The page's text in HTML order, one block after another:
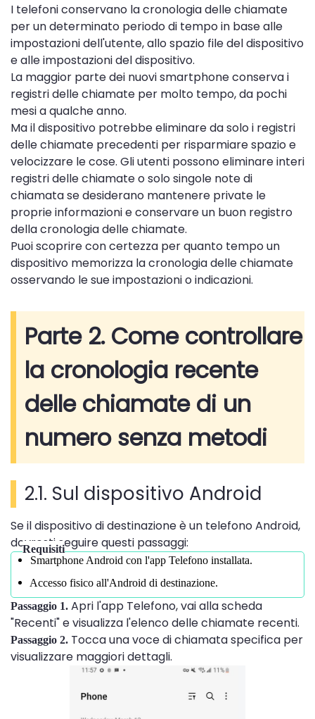
I telefoni conservano la cronologia delle chiamate
per un determinato periodo di tempo in base alle
impostazioni dell'utente, allo spazio file del dispositivo
e alle impostazioni del dispositivo.
La maggior parte dei nuovi smartphone conserva i
registri delle chiamate per molto tempo, da pochi
mesi a qualche anno.
Ma il dispositivo potrebbe eliminare da solo i registri
delle chiamate precedenti per risparmiare spazio e
velocizzare le cose. Gli utenti possono eliminare interi
registri delle chiamate o solo singole note di
chiamata se desiderano mantenere private le
proprie informazioni e conservare un buon registro
della cronologia delle chiamate.
Puoi scoprire con certezza per quanto tempo un
dispositivo memorizza la cronologia delle chiamate
osservando le sue impostazioni o indicazioni.
Parte 2. Come controllare
la cronologia recente
delle chiamate di un
numero senza metodi
2.1. Sul dispositivo Android
Se il dispositivo di destinazione è un telefono Android,
dovresti seguire questi passaggi:
Requisiti
Smartphone Android con l'app Telefono installata.
Accesso fisico all'Android di destinazione.
Passaggio 1. Apri l'app Telefono, vai alla scheda
"Recenti" e visualizza l'elenco delle chiamate recenti.
Passaggio 2. Tocca una voce di chiamata specifica per
visualizzare maggiori dettagli.